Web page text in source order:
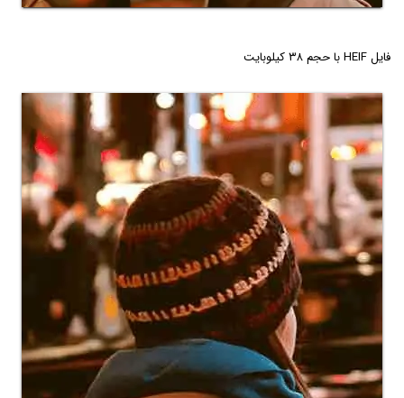
فایل HEIF با حجم ۳۸ کیلوبایت